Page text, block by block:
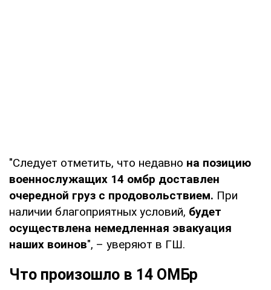
"Следует отметить, что недавно на позицию
военнослужащих 14 омбр доставлен
очередной груз с продовольствием. При
наличии благоприятных условий, будет
осуществлена немедленная эвакуация
наших воинов", – уверяют в ГШ.
Что произошло в 14 ОМБр